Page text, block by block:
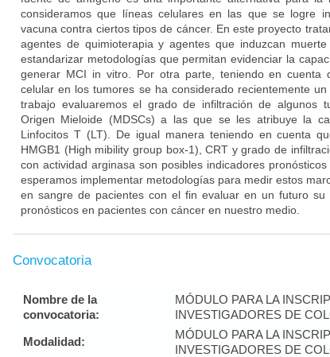
consideramos que líneas celulares en las que se logre
vacuna contra ciertos tipos de cáncer. En este proyecto
agentes de quimioterapia y agentes que induzcan
estandarizar metodologías que permitan evidenciar la
generar MCI in vitro. Por otra parte, teniendo en cuenta
celular en los tumores se ha considerado recientemente
trabajo evaluaremos el grado de infiltración de algunos
Origen Mieloide (MDSCs) a las que se les atribuye la
Linfocitos T (LT). De igual manera teniendo en cuenta
HMGB1 (High mibility group box-1), CRT y grado de
con actividad arginasa son posibles indicadores
esperamos implementar metodologías para medir estos
en sangre de pacientes con el fin evaluar en un futuro su
pronósticos en pacientes con cáncer en nuestro medio.
Convocatoria
Nombre de la
convocatoria:
MÓDULO PARA LA
INVESTIGADORES DE
Modalidad:
MÓDULO PARA LA
INVESTIGADORES DE